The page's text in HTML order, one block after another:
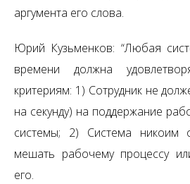
аргумента его слова.
Юрий Кузьменков: “Любая
времени должна
критериям: 1) Сотрудник не
на секунду) на поддержание
системы; 2) Система никоим
мешать рабочему процессу
его.